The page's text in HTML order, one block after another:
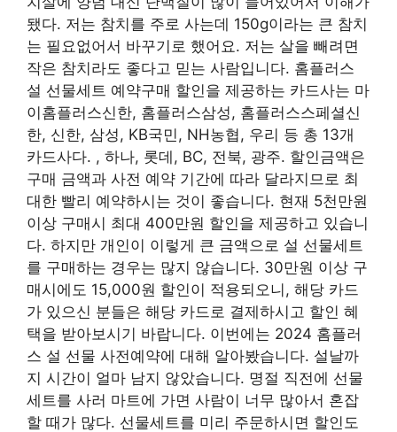
됐다. 저는 참치를 주로 사는데 150g이라는 큰 참치
는 필요없어서 바꾸기로 했어요. 저는 살을 빼려면
작은 참치라도 좋다고 믿는 사람입니다. 홈플러스
설 선물세트 예약구매 할인을 제공하는 카드사는 마
이홈플러스신한, 홈플러스삼성, 홈플러스스페셜신
한, 신한, 삼성, KB국민, NH농협, 우리 등 총 13개
카드사다. , 하나, 롯데, BC, 전북, 광주. 할인금액은
구매 금액과 사전 예약 기간에 따라 달라지므로 최
대한 빨리 예약하시는 것이 좋습니다. 현재 5천만원
이상 구매시 최대 400만원 할인을 제공하고 있습니
다. 하지만 개인이 이렇게 큰 금액으로 설 선물세트
를 구매하는 경우는 많지 않습니다. 30만원 이상 구
매시에도 15,000원 ​​할인이 적용되오니, 해당 카드
가 있으신 분들은 해당 카드로 결제하시고 할인 혜
택을 받아보시기 바랍니다. 이번에는 2024 홈플러
스 설 선물 사전예약에 대해 알아봤습니다. 설날까
지 시간이 얼마 남지 않았습니다. 명절 직전에 선물
세트를 사러 마트에 가면 사람이 너무 많아서 혼잡
할 때가 많다. 선물세트를 미리 주문하시면 할인도